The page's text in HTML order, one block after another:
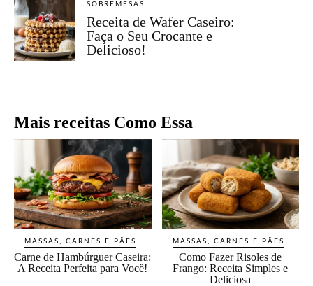
SOBREMESAS
Receita de Wafer Caseiro:
Faça o Seu Crocante e
Delicioso!
Mais receitas Como Essa
MASSAS, CARNES E PÃES
Carne de Hambúrguer Caseira:
A Receita Perfeita para Você!
MASSAS, CARNES E PÃES
Como Fazer Risoles de
Frango: Receita Simples e
Deliciosa